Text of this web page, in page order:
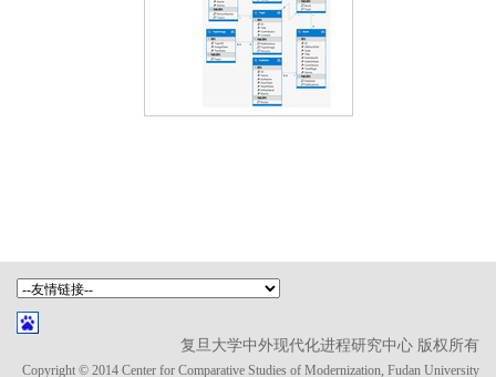
复旦大学中外现代化进程研究中心 版权所有
Copyright © 2014 Center for Comparative Studies of Modernization, Fudan University